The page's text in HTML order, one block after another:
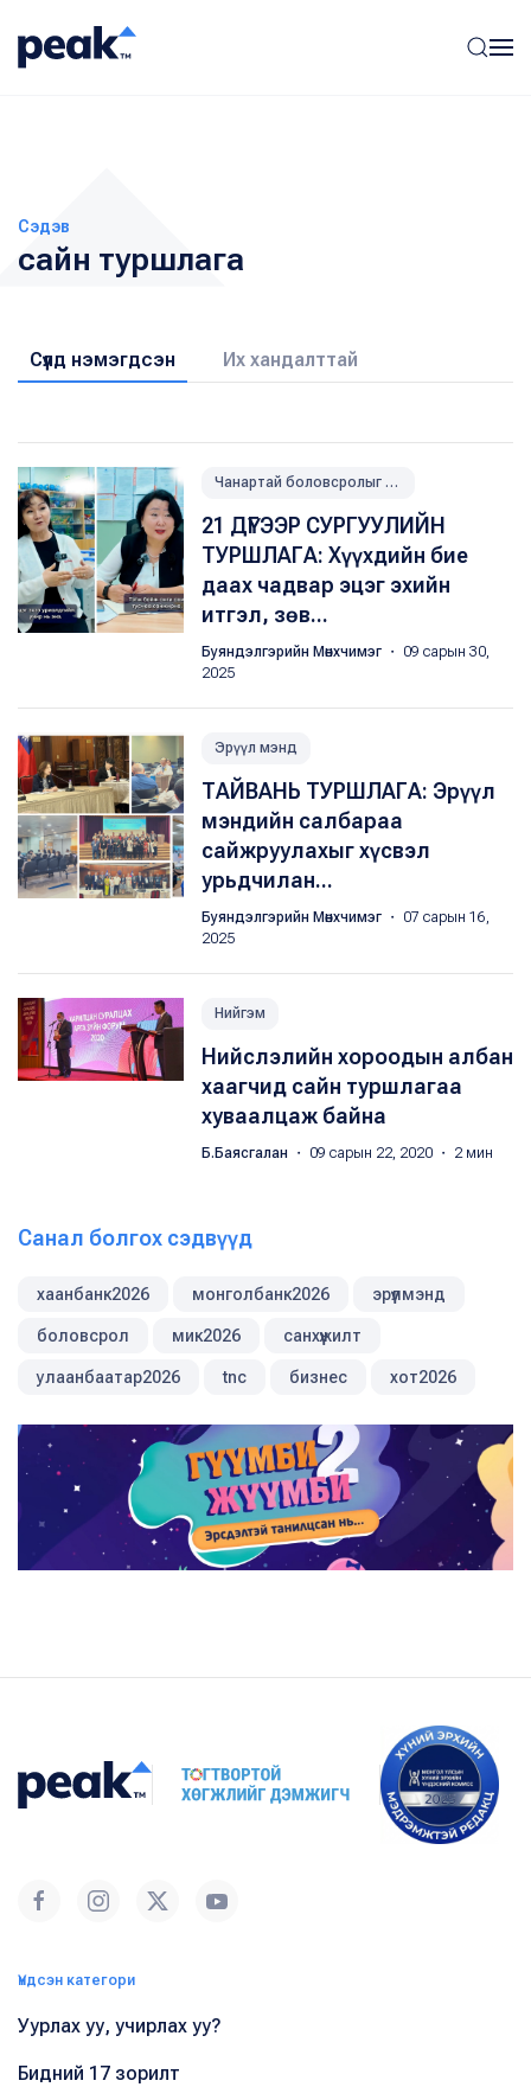
Сэдэв
сайн туршлага
Сүүлд нэмэгдсэн Их хандалттай
Чанартай боловсролыг дэмжих
21 ДҮГЭЭР СУРГУУЛИЙН
ТУРШЛАГА: Хүүхдийн бие
даах чадвар эцэг эхийн
итгэл, зөв...
Буяндэлгэрийн Мөнхчимэг ・ 09 сарын 30,
2025
Эрүүл мэнд
ТАЙВАНЬ ТУРШЛАГА: Эрүүл
мэндийн салбараа
сайжруулахыг хүсвэл
урьдчилан...
Буяндэлгэрийн Мөнхчимэг ・ 07 сарын 16,
2025
Нийгэм
Нийслэлийн хороодын албан
хаагчид сайн туршлагаа
хуваалцаж байна
Б.Баясгалан ・ 09 сарын 22, 2020 ・ 2 мин
Санал болгох сэдвүүд
хаанбанк2026 монголбанк2026 эрүүлмэнд
боловсрол мик2026 санхүүжилт
улаанбаатар2026 tnc бизнес хот2026
Үндсэн категори
Уурлах уу, учирлах уу?
Бидний 17 зорилт